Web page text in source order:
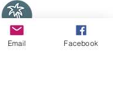
Email Facebook